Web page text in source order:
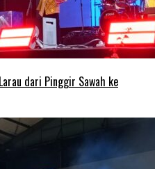
dari Pinggir Sawah ke